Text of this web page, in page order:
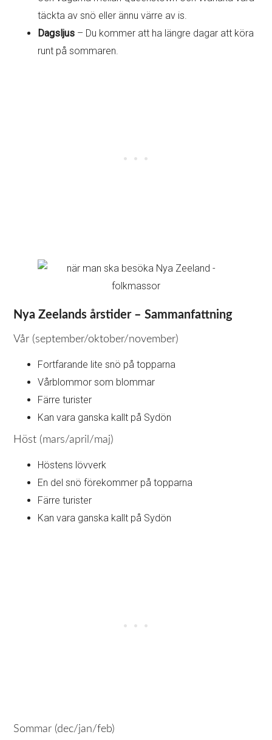
täckta av snö eller ännu värre av is.
Dagsljus – Du kommer att ha längre dagar att köra
runt på sommaren.
Nya Zeelands årstider – Sammanfattning
Vår (september/oktober/november)
Fortfarande lite snö på topparna
Vårblommor som blommar
Färre turister
Kan vara ganska kallt på Sydön
Höst (mars/april/maj)
Höstens lövverk
En del snö förekommer på topparna
Färre turister
Kan vara ganska kallt på Sydön
Sommar (dec/jan/feb)